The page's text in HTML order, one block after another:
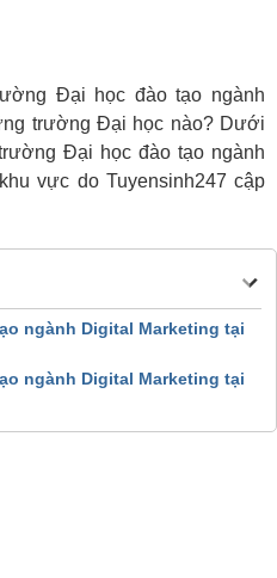
Đại học đào tạo ngành
trường Đại học nào? Dưới
Đại học đào tạo ngành
vực do Tuyensinh247 cập
ngành Digital Marketing tại
ngành Digital Marketing tại